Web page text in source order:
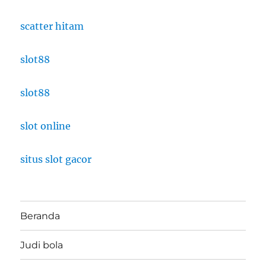
scatter hitam
slot88
slot88
slot online
situs slot gacor
Beranda
Judi bola